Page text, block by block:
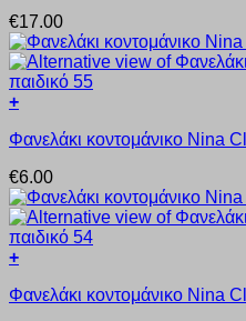
να
επιλεγούν
στη
σελίδα
του
προϊόντος
έχει
πολλαπλές
παραλλαγές.
Οι
επιλογές
να
στη
σελίδα
του
προϊόντος
€17.00
+
το
έχει
πολλαπλές
παραλλαγές.
Οι
επιλογές
να
Φανελάκι κοντομάνικο Nina
€6.00
+
το
Φανελάκι κοντομάνικο Nina